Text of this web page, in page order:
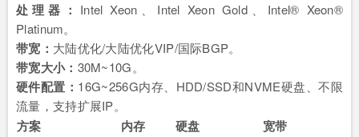
处理器： Intel Xeon、Intel Xeon Gold、Intel® Xeon®
Platinum。
带宽： 大陆优化/大陆优化VIP/国际BGP。
带宽大小： 30M~10G。
硬件配置： 16G~256G内存、HDD/SSD和NVME硬盘、不限
流量，支持扩展IP。
方案 内存 硬盘 宽带